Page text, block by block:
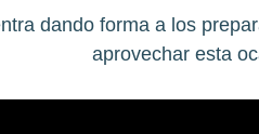
dando forma a los
aprovechar esta